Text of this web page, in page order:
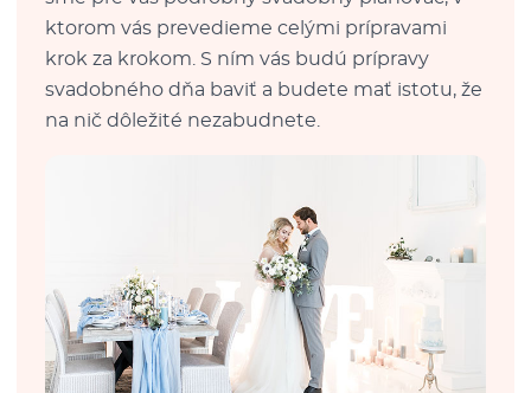
ktorom vás prevedieme celými prípravami
krok za krokom. S ním vás budú prípravy
svadobného dňa baviť a budete mať istotu, že
na nič dôležité nezabudnete.